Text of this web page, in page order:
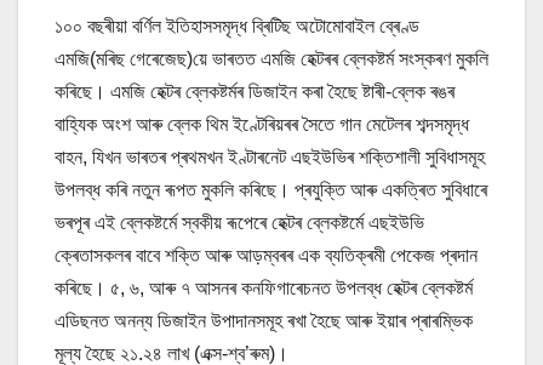
১০০ বছৰীয়া বৰ্ণিল ইতিহাসসমৃদ্ধ ব্ৰিটিছ অটোমোবাইল ব্ৰেণ্ড
এমজি(মৰিছ গেৰেজেছ)য়ে ভাৰতত এমজি হেক্টৰৰ ব্লেকষ্টৰ্ম সংস্কৰণ মুকলি
কৰিছে। এমজি হেক্টৰ ব্লেকষ্টৰ্মৰ ডিজাইন কৰা হৈছে ষ্টাৰী-ব্লেক ৰঙৰ
বাহ্যিক অংশ আৰু ব্লেক থিম ইণ্টেৰিয়ৰৰ সৈতে গান মেটেলৰ শব্দসমৃদ্ধ
বাহন, যিখন ভাৰতৰ প্ৰথমখন ইণ্টাৰনেট এছইউভিৰ শক্তিশালী সুবিধাসমূহ
উপলব্ধ কৰি নতুন ৰূপত মুকলি কৰিছে। প্ৰযুক্তি আৰু একত্ৰিত সুবিধাৰে
ভৰপূৰ এই ব্লেকষ্টৰ্মে স্বকীয় ৰূপেৰে হেক্টৰ ব্লেকষ্টৰ্মে এছইউভি
ক্ৰেতাসকলৰ বাবে শক্তি আৰু আড়ম্বৰৰ এক ব্যতিক্ৰমী পেকেজ প্ৰদান
কৰিছে। ৫, ৬, আৰু ৭ আসনৰ কনফিগাৰেচনত উপলব্ধ হেক্টৰ ব্লেকষ্টৰ্ম
এডিছনত অনন্য ডিজাইন উপাদানসমূহ ৰখা হৈছে আৰু ইয়াৰ প্ৰাৰম্ভিক
মূল্য হৈছে ২১.২৪ লাখ (এক্স-শ্ব’ৰুম)।